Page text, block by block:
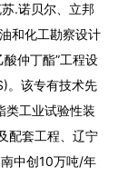
贝尔、立邦
油和化工勘察设计
仲丁酯”工程设
。该专有技术先
类工业试验性装
套工程、辽宁
南中创10万吨/年